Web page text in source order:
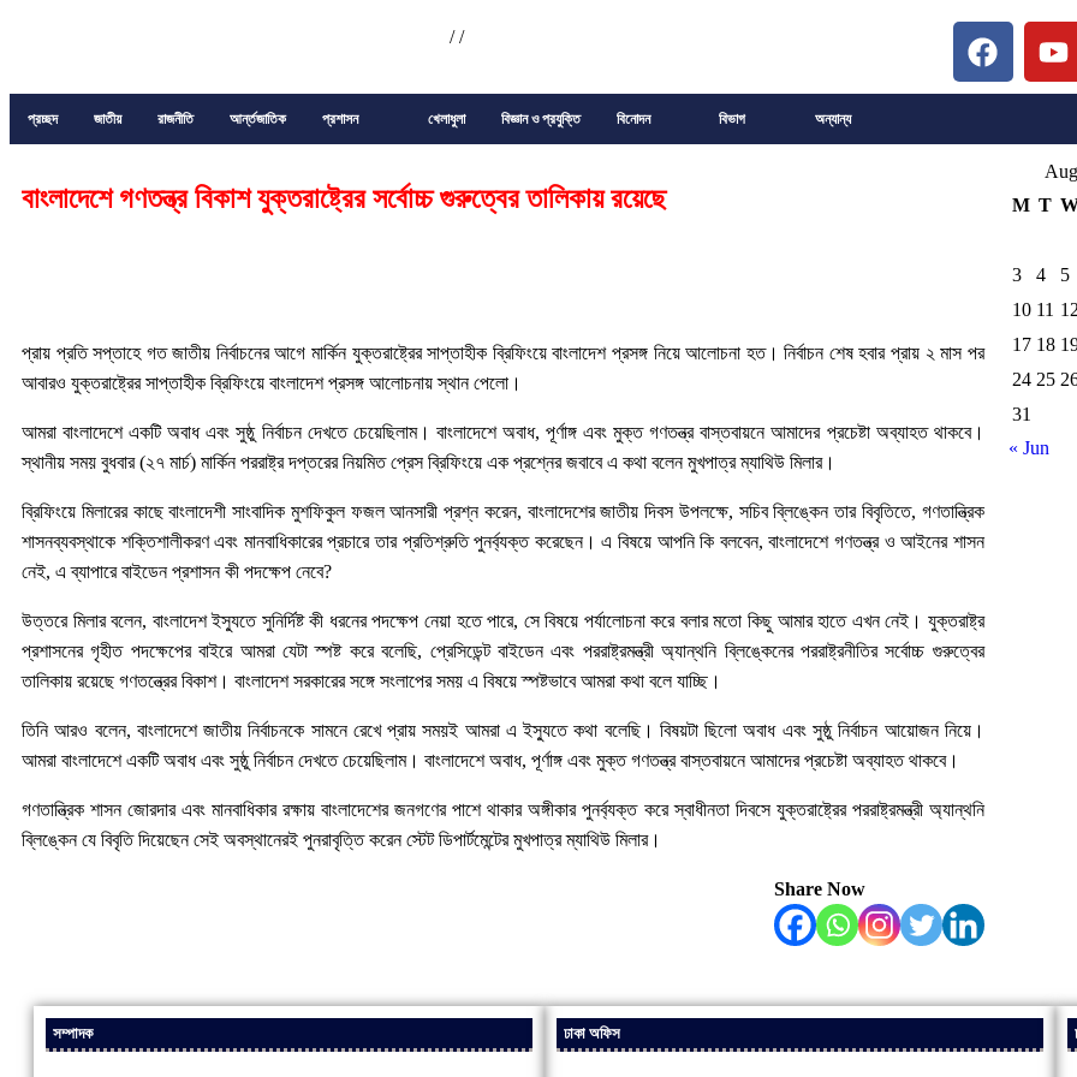
//
প্রচ্ছদ জাতীয় রাজনীতি আর্ন্তজাতিক প্রশাসন খেলাধুলা বিজ্ঞান ও প্রযুক্তি বিনোদন বিভাগ অন্যান্য
বাংলাদেশে গণতন্ত্র বিকাশ যুক্তরাষ্ট্রের সর্বোচ্চ গুরুত্বের তালিকায় রয়েছে
প্রায় প্রতি সপ্তাহে গত জাতীয় নির্বাচনের আগে মার্কিন যুক্তরাষ্ট্রের সাপ্তাহীক ব্রিফিংয়ে বাংলাদেশ প্রসঙ্গ নিয়ে আলোচনা হত। নির্বাচন শেষ হবার প্রায় ২ মাস পর
আবারও যুক্তরাষ্ট্রের সাপ্তাহীক ব্রিফিংয়ে বাংলাদেশ প্রসঙ্গ আলোচনায় স্থান পেলো।
আমরা বাংলাদেশে একটি অবাধ এবং সুষ্ঠু নির্বাচন দেখতে চেয়েছিলাম। বাংলাদেশে অবাধ, পূর্ণাঙ্গ এবং মুক্ত গণতন্ত্র বাস্তবায়নে আমাদের প্রচেষ্টা অব্যাহত থাকবে।
স্থানীয় সময় বুধবার (২৭ মার্চ) মার্কিন পররাষ্ট্র দপ্তরের নিয়মিত প্রেস ব্রিফিংয়ে এক প্রশ্নের জবাবে এ কথা বলেন মুখপাত্র ম্যাথিউ মিলার।
ব্রিফিংয়ে মিলারের কাছে বাংলাদেশী সাংবাদিক মুশফিকুল ফজল আনসারী প্রশ্ন করেন, বাংলাদেশের জাতীয় দিবস উপলক্ষে, সচিব ব্লিঙ্কেন তার বিবৃতিতে, গণতান্ত্রিক
শাসনব্যবস্থাকে শক্তিশালীকরণ এবং মানবাধিকারের প্রচারে তার প্রতিশ্রুতি পুনর্ব্যক্ত করেছেন। এ বিষয়ে আপনি কি বলবেন, বাংলাদেশে গণতন্ত্র ও আইনের শাসন
নেই, এ ব্যাপারে বাইডেন প্রশাসন কী পদক্ষেপ নেবে?
উত্তরে মিলার বলেন, বাংলাদেশ ইস্যুতে সুনির্দিষ্ট কী ধরনের পদক্ষেপ নেয়া হতে পারে, সে বিষয়ে পর্যালোচনা করে বলার মতো কিছু আমার হাতে এখন নেই। যুক্তরাষ্ট্র
প্রশাসনের গৃহীত পদক্ষেপের বাইরে আমরা যেটা স্পষ্ট করে বলেছি, প্রেসিডেন্ট বাইডেন এবং পররাষ্ট্রমন্ত্রী অ্যান্থনি ব্লিঙ্কেনের পররাষ্ট্রনীতির সর্বোচ্চ গুরুত্বের
তালিকায় রয়েছে গণতন্ত্রের বিকাশ। বাংলাদেশ সরকারের সঙ্গে সংলাপের সময় এ বিষয়ে স্পষ্টভাবে আমরা কথা বলে যাচ্ছি।
তিনি আরও বলেন, বাংলাদেশে জাতীয় নির্বাচনকে সামনে রেখে প্রায় সময়ই আমরা এ ইস্যুতে কথা বলেছি। বিষয়টা ছিলো অবাধ এবং সুষ্ঠু নির্বাচন আয়োজন নিয়ে।
আমরা বাংলাদেশে একটি অবাধ এবং সুষ্ঠু নির্বাচন দেখতে চেয়েছিলাম। বাংলাদেশে অবাধ, পূর্ণাঙ্গ এবং মুক্ত গণতন্ত্র বাস্তবায়নে আমাদের প্রচেষ্টা অব্যাহত থাকবে।
গণতান্ত্রিক শাসন জোরদার এবং মানবাধিকার রক্ষায় বাংলাদেশের জনগণের পাশে থাকার অঙ্গীকার পুনর্ব্যক্ত করে স্বাধীনতা দিবসে যুক্তরাষ্ট্রের পররাষ্ট্রমন্ত্রী অ্যান্থনি
ব্লিঙ্কেন যে বিবৃতি দিয়েছেন সেই অবস্থানেরই পুনরাবৃত্তি করেন স্টেট ডিপার্টমেন্টের মুখপাত্র ম্যাথিউ মিলার।
Share Now
M T
3
4 5
10 11 12
17 18
24 25
31
« Jun
সম্পাদক ঢাকা অফিস